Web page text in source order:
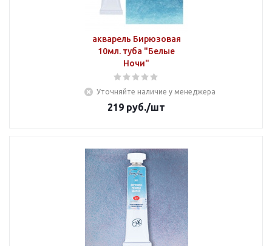
акварель Бирюзовая
10мл. туба "Белые
Ночи"
Уточняйте наличие у менеджера
219 руб./шт